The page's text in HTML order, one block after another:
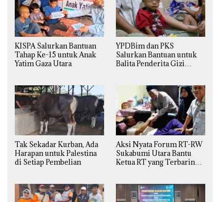
KISPA Salurkan Bantuan
Tahap Ke-15 untuk Anak
Yatim Gaza Utara
YPDBim dan PKS
Salurkan Bantuan untuk
Balita Penderita Gizi
Tak Sekadar Kurban, Ada
Harapan untuk Palestina
di Setiap Pembelian
Aksi Nyata Forum RT-RW
Sukabumi Utara Bantu
Ketua RT yang Terbaring